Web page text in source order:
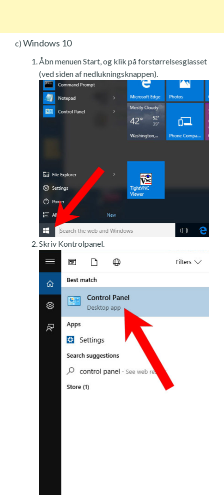
c) Windows 10
Åbn menuen Start, og klik på forstørrelsesglasset
(ved siden af nedlukningsknappen).
Skriv Kontrolpanel.